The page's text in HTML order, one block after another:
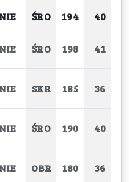
NIE ŚRO 194 40
NIE ŚRO 198 41
NIE SKR 185 36
NIE ŚRO 190 40
NIE OBR 180 36